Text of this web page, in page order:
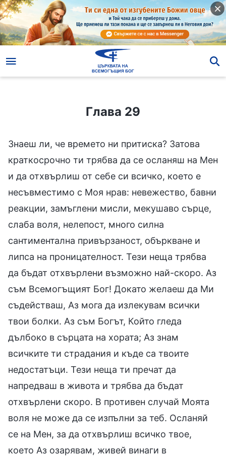
Глава 29
Знаеш ли, че времето ни притиска? Затова
краткосрочно ти трябва да се осланяш на Мен
и да отхвърлиш от себе си всичко, което е
несъвместимо с Моя нрав: невежество, бавни
реакции, замъглени мисли, мекушаво сърце,
слаба воля, нелепост, много силна
сантиментална привързаност, объркване и
липса на проницателност. Тези неща трябва
да бъдат отхвърлени възможно най-скоро. Аз
съм Всемогъщият Бог! Докато желаеш да Ми
съдействаш, Аз мога да излекувам всички
твои болки. Аз съм Богът, Който гледа
дълбоко в сърцата на хората; Аз знам
всичките ти страдания и къде са твоите
недостатъци. Тези неща ти пречат да
напредваш в живота и трябва да бъдат
отхвърлени скоро. В противен случай Моята
воля не може да се изпълни за теб. Осланяй
се на Мен, за да отхвърлиш всичко твое,
което Аз озарявам, живей винаги в